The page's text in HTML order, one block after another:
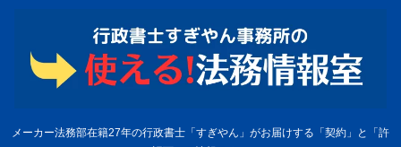
メーカー法務部在籍27年の行政書士「すぎやん」がお届けする「契約」と「許